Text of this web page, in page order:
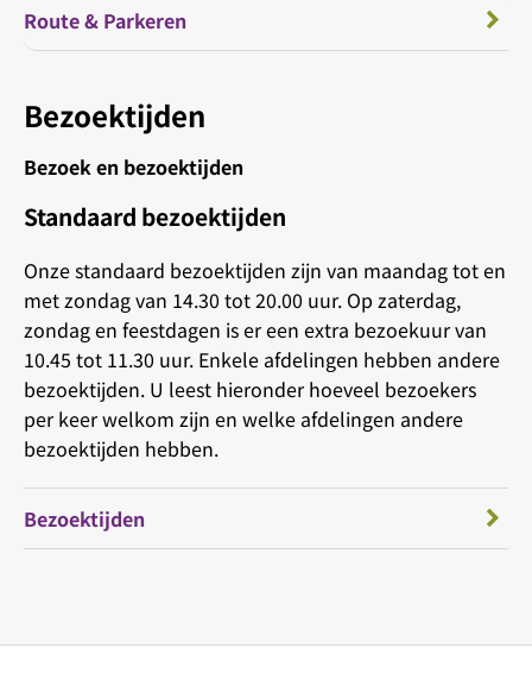
Route & Parkeren
Bezoektijden
Bezoek en bezoektijden
Standaard bezoektijden
Onze standaard bezoektijden zijn van maandag tot en
met zondag van 14.30 tot 20.00 uur. Op zaterdag,
zondag en feestdagen is er een extra bezoekuur van
10.45 tot 11.30 uur. Enkele afdelingen hebben andere
bezoektijden. U leest hieronder hoeveel bezoekers
per keer welkom zijn en welke afdelingen andere
bezoektijden hebben.
Bezoektijden